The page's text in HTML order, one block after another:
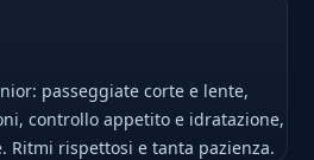
passeggiate corte e lente,
controllo appetito e idratazione,
Ritmi rispettosi e tanta pazienza.